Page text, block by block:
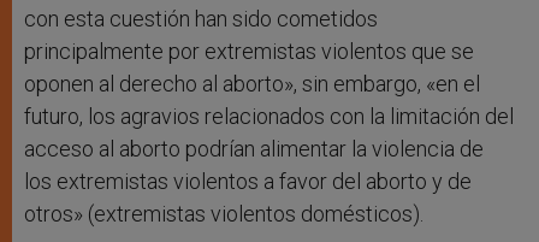
con esta cuestión han sido cometidos
principalmente por extremistas violentos que se
oponen al derecho al aborto», sin embargo, «en el
futuro, los agravios relacionados con la limitación del
acceso al aborto podrían alimentar la violencia de
los extremistas violentos a favor del aborto y de
otros» (extremistas violentos domésticos).